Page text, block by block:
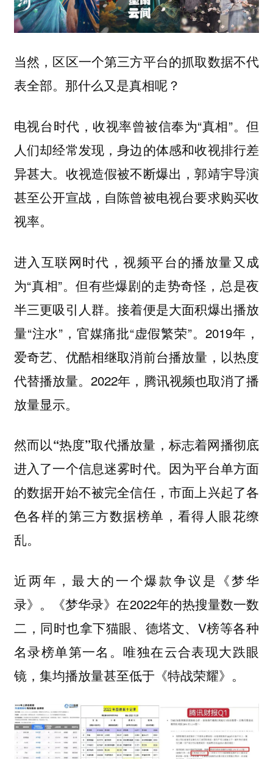
当然，区区一个第三方平台的抓取数据不代
表全部。那什么又是真相呢？
电视台时代，收视率曾被信奉为“真相”。但
人们却经常发现，身边的体感和收视排行差
异甚大。收视造假被不断爆出，郭靖宇导演
甚至公开宣战，自陈曾被电视台要求购买收
视率。
进入互联网时代，视频平台的播放量又成
为“真相”。但有些爆剧的走势奇怪，总是夜
半三更吸引人群。接着便是大面积爆出播放
量“注水”，官媒痛批“虚假繁荣”。2019年，
爱奇艺、优酷相继取消前台播放量，以热度
代替播放量。2022年，腾讯视频也取消了播
放量显示。
然而以“热度”取代播放量，标志着网播彻底
进入了一个信息迷雾时代。因为平台单方面
的数据开始不被完全信任，市面上兴起了各
色各样的第三方数据榜单，看得人眼花缭
乱。
近两年，最大的一个爆款争议是《梦华
录》。《梦华录》在2022年的热搜量数一数
二，同时也拿下猫眼、德塔文、V榜等各种
名录榜单第一名。唯独在云合表现大跌眼
镜，集均播放量甚至低于《特战荣耀》。